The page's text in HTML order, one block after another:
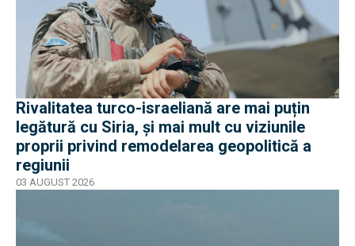
Rivalitatea turco-israeliană are mai puțin
legătură cu Siria, și mai mult cu viziunile
proprii privind remodelarea geopolitică a
regiunii
03 AUGUST 2026